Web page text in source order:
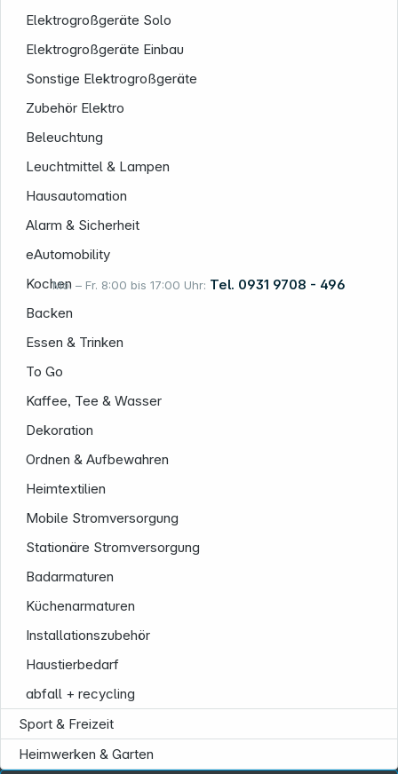
Mo. – Fr. 8:00 bis 17:00 Uhr: Tel. 0931 9708 - 496
Elektrogroßgeräte Solo
Elektrogroßgeräte Einbau
Sonstige Elektrogroßgeräte
Zubehör Elektro
Beleuchtung
Leuchtmittel & Lampen
Hausautomation
Alarm & Sicherheit
eAutomobility
Kochen
Backen
Essen & Trinken
To Go
Kaffee, Tee & Wasser
Dekoration
Ordnen & Aufbewahren
Heimtextilien
Mobile Stromversorgung
Stationäre Stromversorgung
Badarmaturen
Küchenarmaturen
Installationszubehör
Haustierbedarf
abfall + recycling
Sport & Freizeit
Heimwerken & Garten
Rechtliches